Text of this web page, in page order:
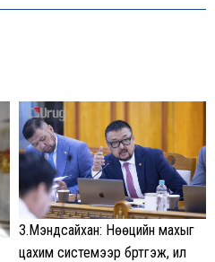
З.Мэндсайхан: Нөөцийн махыг
цахим системээр бүртгэж, ил